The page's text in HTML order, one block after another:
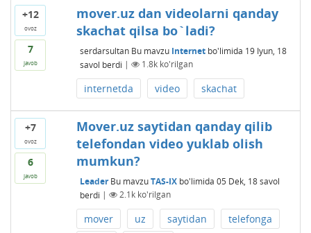
+12
ovoz
7
javob
mover.uz dan videolarni qanday
skachat qilsa bo`ladi?
serdarsultan Bu mavzu Internetbo'limida 19 Iyun, 18
savol berdi | 1.8kko'rilgan
internetda video skachat
+7
ovoz
6
javob
Mover.uz saytidan qanday qilib
telefondan video yuklab olish
mumkun?
Leader Bu mavzuTAS-IXbo'limida 05 Dek, 18 savol
berdi | 2.1kko'rilgan
mover uz saytidan
telefonga